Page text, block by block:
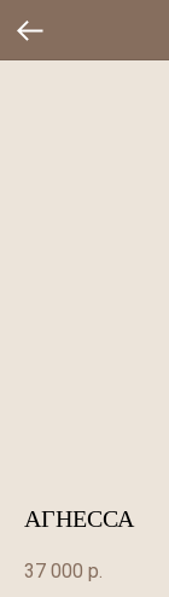
АГНЕССА
37 000 р.